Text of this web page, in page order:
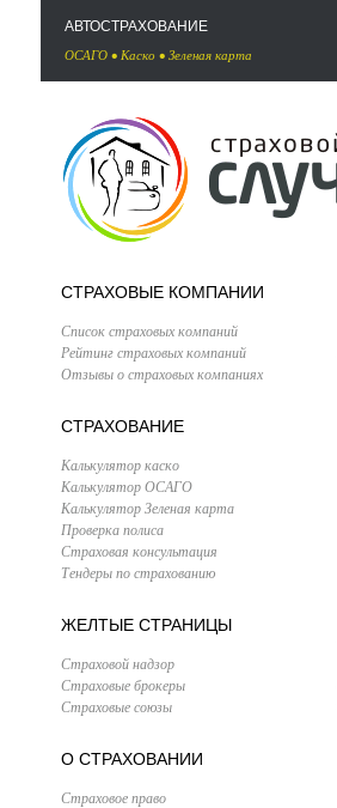
АВТОСТРАХОВАНИЕ
ОСАГО • Каско • Зеленая карта
СТРАХОВЫЕ КОМПАНИИ
Список страховых компаний
Рейтинг страховых компаний
Отзывы о страховых компаниях
СТРАХОВАНИЕ
Калькулятор каско
Калькулятор ОСАГО
Калькулятор Зеленая карта
Проверка полиса
Страховая консультация
Тендеры по страхованию
ЖЕЛТЫЕ СТРАНИЦЫ
Страховой надзор
Страховые брокеры
Страховые союзы
О СТРАХОВАНИИ
Страховое право